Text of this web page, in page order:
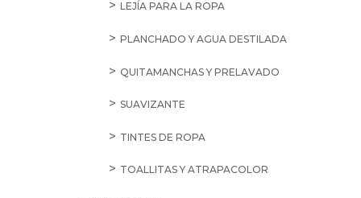
LEJÍA PARA LA ROPA
PLANCHADO Y AGUA DESTILADA
QUITAMANCHAS Y PRELAVADO
SUAVIZANTE
TINTES DE ROPA
TOALLITAS Y ATRAPACOLOR